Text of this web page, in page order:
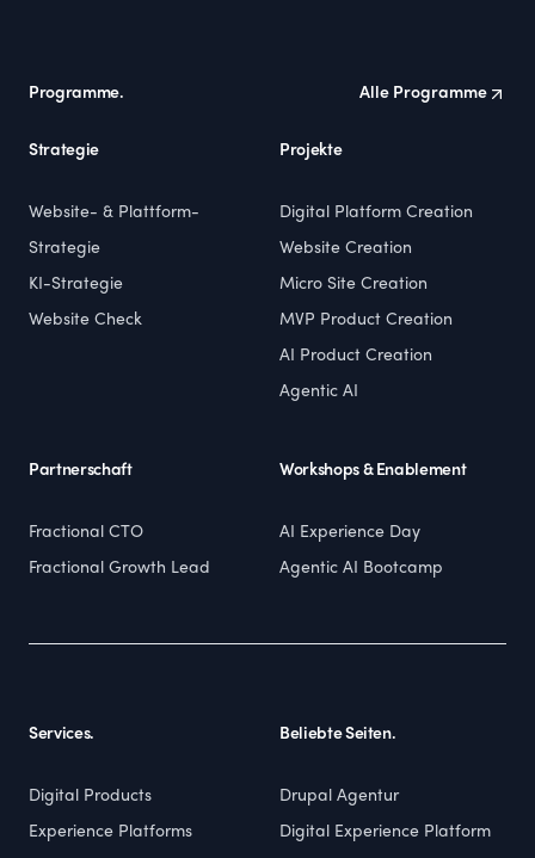
Programme. Alle Programme
Strategie
Website- & Plattform-
Strategie
KI-Strategie
Website Check
Projekte
Digital Platform Creation
Website Creation
Micro Site Creation
MVP Product Creation
AI Product Creation
Agentic AI
Partnerschaft
Fractional CTO
Fractional Growth Lead
Workshops & Enablement
AI Experience Day
Agentic AI Bootcamp
Services.
Digital Products
Experience Platforms
Beliebte Seiten.
Drupal Agentur
Digital Experience Platform